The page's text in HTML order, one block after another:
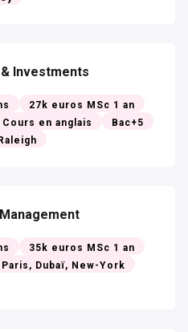
Investments
27k euros MSc 1 an
Cours en anglais
Bac+5
35k euros MSc 1 an
Paris, Dubaï, New-York